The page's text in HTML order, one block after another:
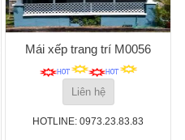
Mái xếp trang trí M0056
Liên hệ
HOTLINE: 0973.23.83.83